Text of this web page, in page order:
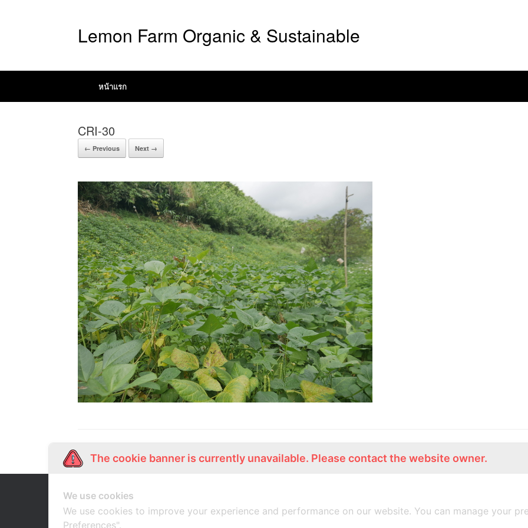
Lemon Farm Organic & Sustainable
หน้าแรก
CRI-30
← Previous Next →
Our Story
เกี่ยวกับเรา ช้อปออนไลน์ สมัครงาน ร้านอาหารอินทรีย์
The cookie banner is currently unavailable. Please contact the website owner.
We use cookies
We use cookies to improve your experience and performance on our website. You can manage your
Preferences".